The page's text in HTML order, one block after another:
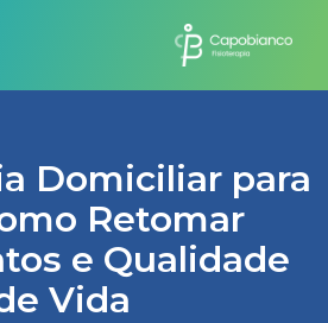
Domiciliar para
Retomar
e Qualidade
Vida